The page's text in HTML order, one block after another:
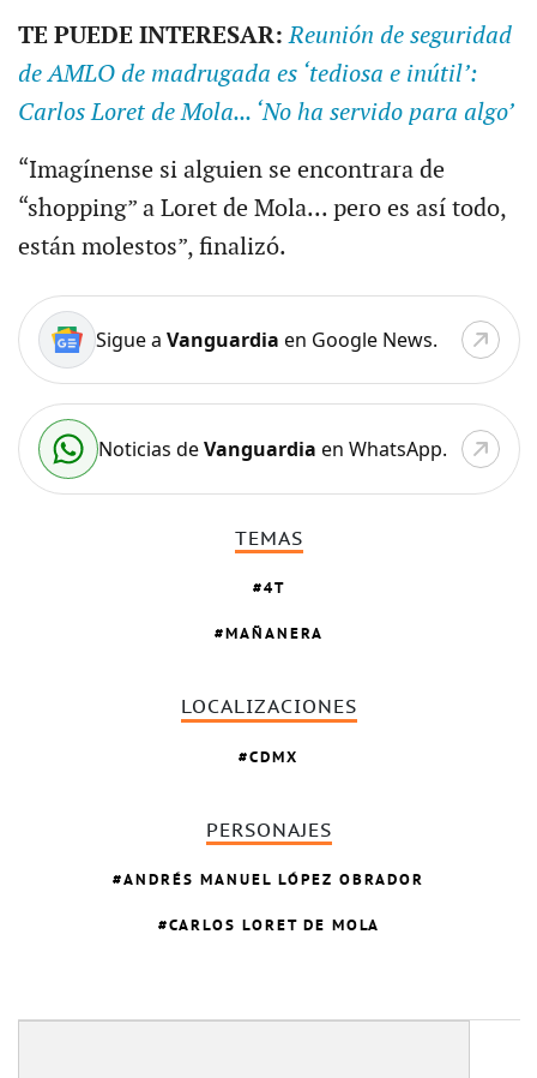
TE PUEDE INTERESAR: Reunión de seguridad
de AMLO de madrugada es ‘tediosa e inútil’:
Carlos Loret de Mola... ‘No ha servido para algo’
“Imagínense si alguien se encontrara de
“shopping” a Loret de Mola... pero es así todo,
están molestos”, finalizó.
Sigue a Vanguardia en Google News.
Noticias deVanguardia en WhatsApp.
TEMAS
4T
MAÑANERA
LOCALIZACIONES
CDMX
PERSONAJES
ANDRÉS MANUEL LÓPEZ OBRADOR
CARLOS LORET DE MOLA